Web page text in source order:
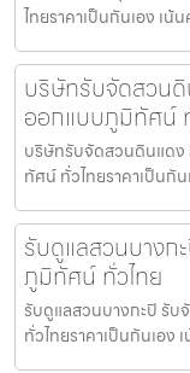
ไทยราคาเป็นกันเอง เ
บริษัทรับจัดสวน
ออกแบบภูมิทัศน์
บริษัทรับจัดสวนดินแด
ทัศน์ ทั่วไทยราคาเป็นกั
รับดูแลสวนบาง
ภูมิทัศน์ ทั่วไทย
รับดูแลสวนบางกะปิ รั
ทั่วไทยราคาเป็นกันเอ